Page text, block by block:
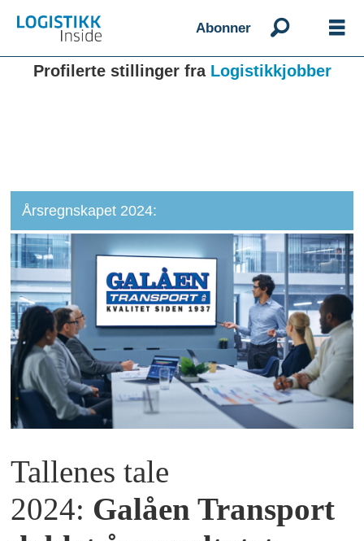
Abonner
Profilerte stillinger fra Logistikkjobber
Årsregnskapet 2024:
Tallenes tale
2024: Galåen Transport